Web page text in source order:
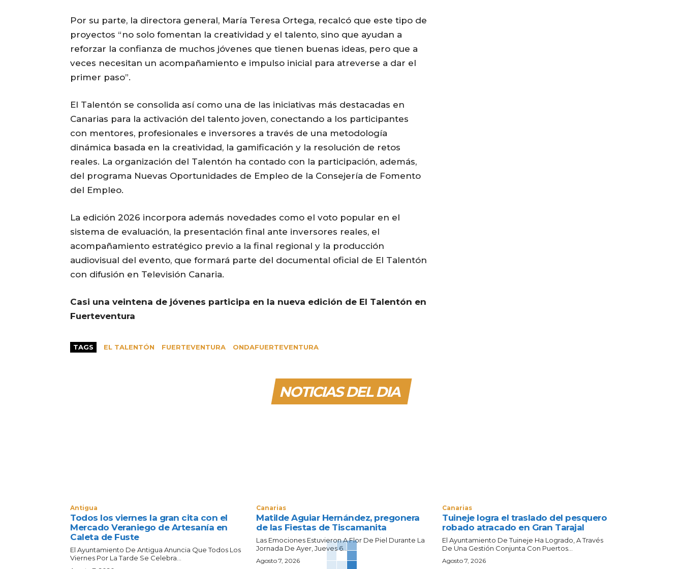
Por su parte, la directora general, María Teresa Ortega, recalcó que este tipo de
proyectos “no solo fomentan la creatividad y el talento, sino que ayudan a
reforzar la confianza de muchos jóvenes que tienen buenas ideas, pero que a
veces necesitan un acompañamiento e impulso inicial para atreverse a dar el
primer paso”.
El Talentón se consolida así como una de las iniciativas más destacadas en
Canarias para la activación del talento joven, conectando a los participantes
con mentores, profesionales e inversores a través de una metodología
dinámica basada en la creatividad, la gamificación y la resolución de retos
reales. La organización del Talentón ha contado con la participación, además,
del programa Nuevas Oportunidades de Empleo de la Consejería de Fomento
del Empleo.
La edición 2026 incorpora además novedades como el voto popular en el
sistema de evaluación, la presentación final ante inversores reales, el
acompañamiento estratégico previo a la final regional y la producción
audiovisual del evento, que formará parte del documental oficial de El Talentón
con difusión en Televisión Canaria.
Casi una veintena de jóvenes participa en la nueva edición de El Talentón en
Fuerteventura
TAGS EL TALENTÓN FUERTEVENTURA ONDAFUERTEVENTURA
NOTICIAS DEL DIA
Antigua
Todos los viernes la gran cita con el
Mercado Veraniego de Artesanía en
Caleta de Fuste
El Ayuntamiento De Antigua Anuncia Que Todos Los
Viernes Por La Tarde Se Celebra...
Canarias
Matilde Aguiar Hernández, pregonera
de las Fiestas de Tiscamanita
Las Emociones Estuvieron A Flor De Piel Durante La
Jornada De Ayer, Jueves 6...
Agosto 7, 2026
Canarias
Tuineje logra el traslado del pesquero
robado atracado en Gran Tarajal
El Ayuntamiento De Tuineje Ha Logrado, A Través
De Una Gestión Conjunta Con Puertos...
Agosto 7, 2026